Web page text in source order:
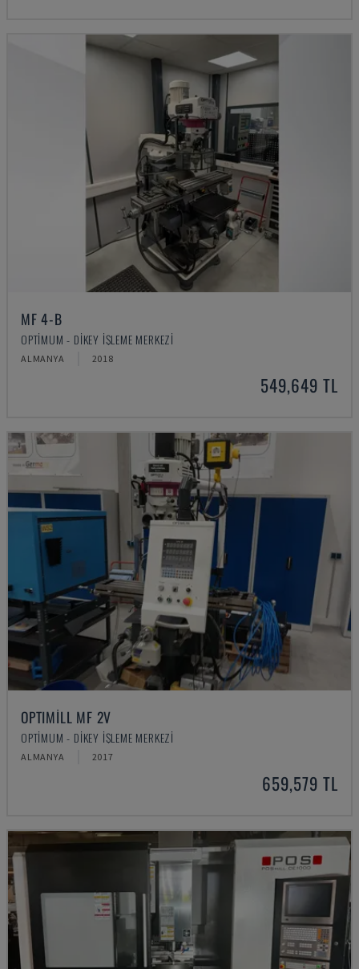
MF 4-B
OPTIMUM - DIKEY İŞLEME MERKEZI
ALMANYA 2018
549,649 TL
OPTIMILL MF 2V
OPTIMUM - DIKEY İŞLEME MERKEZI
ALMANYA 2017
659,579 TL